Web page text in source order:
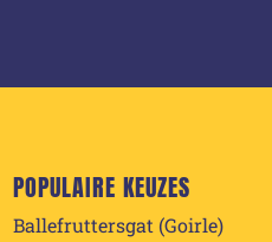
POPULAIRE KEUZES
Ballefruttersgat (Goirle)